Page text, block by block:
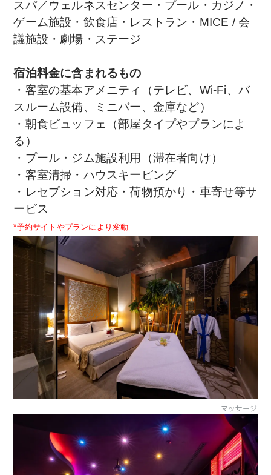
スパ／ウェルネスセンター・プール・カジノ・
ゲーム施設・飲食店・レストラン・MICE / 会
議施設・劇場・ステージ
宿泊料金に含まれるもの
・客室の基本アメニティ（テレビ、Wi-Fi、バ
スルーム設備、ミニバー、金庫など）
・朝食ビュッフェ（部屋タイプやプランによ
る）
・プール・ジム施設利用（滞在者向け）
・客室清掃・ハウスキーピング
・レセプション対応・荷物預かり・車寄せ等サ
ービス
*予約サイトやプランにより変動
マッサージ